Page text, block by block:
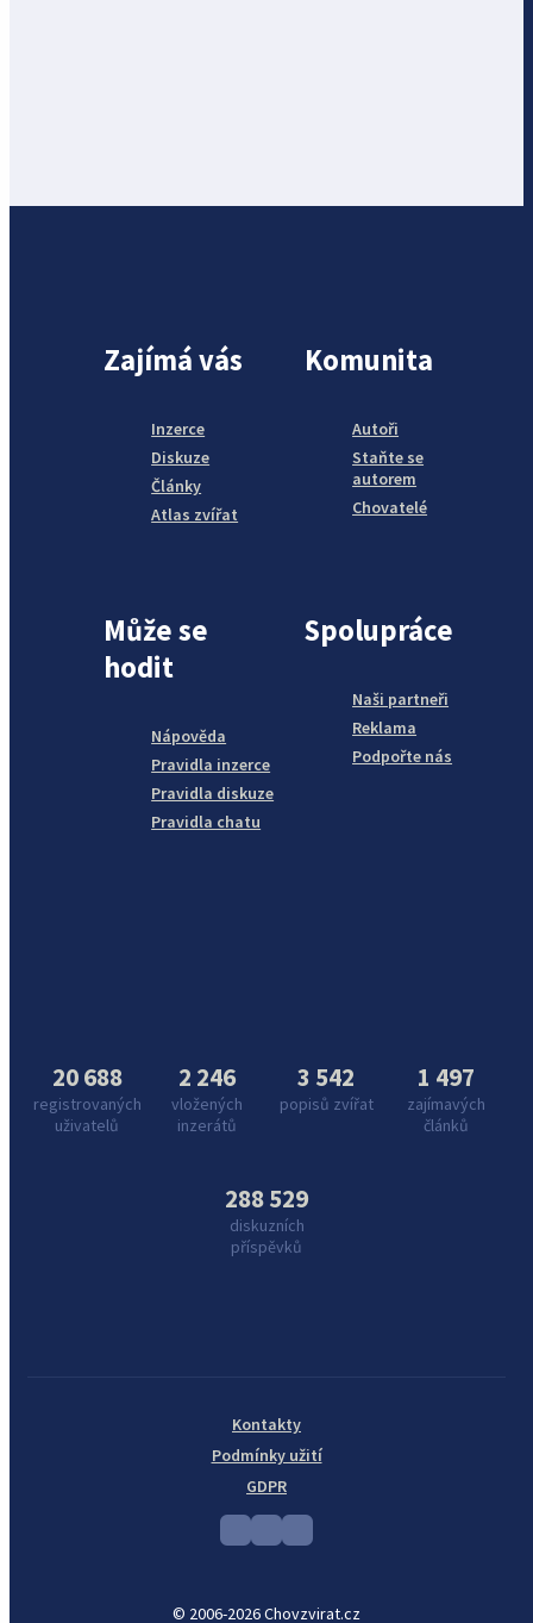
Zajímá vás
Inzerce
Diskuze
Články
Atlas zvířat
Komunita
Autoři
Staňte se
autorem
Chovatelé
Může se
hodit
Nápověda
Pravidla inzerce
Pravidla diskuze
Pravidla chatu
Spolupráce
Naši partneři
Reklama
Podpořte nás
20 688
registrovaných
uživatelů
2 246
vložených
inzerátů
3 542
popisů zvířat
1 497
zajímavých
článků
288 529
diskuzních
příspěvků
© 2006-2026 Chovzvirat.cz
Kontakty
Podmínky užití
GDPR